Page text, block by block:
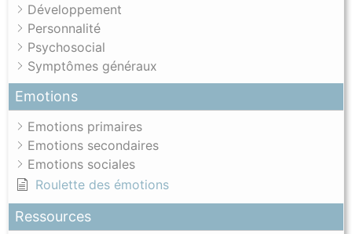
Développement
Personnalité
Psychosocial
Symptômes généraux
Emotions
Emotions primaires
Emotions secondaires
Emotions sociales
Roulette des émotions
Ressources